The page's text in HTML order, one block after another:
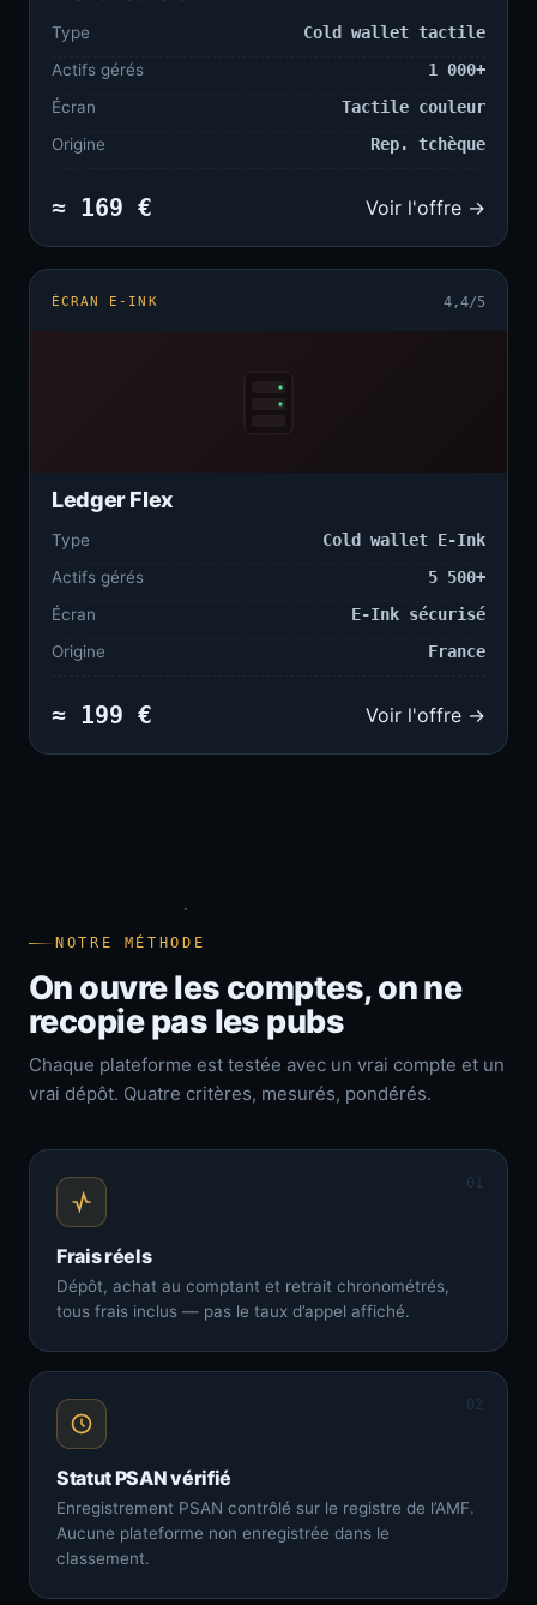
Type
Cold wallet tactile
Actifs gérés
1 000+
Écran
Tactile couleur
Origine
Rep. tchèque
≈ 169 € Voir l'offre →
ÉCRAN E-INK 4,4/5
Ledger Flex
Type
Cold wallet E-Ink
Actifs gérés
5 500+
Écran
E-Ink sécurisé
Origine
France
≈ 199 € Voir l'offre →
NOTRE MÉTHODE
On ouvre les comptes, on ne
recopie pas les pubs
Chaque plateforme est testée avec un vrai compte et un
vrai dépôt. Quatre critères, mesurés, pondérés.
01
Frais réels
Dépôt, achat au comptant et retrait chronométrés,
tous frais inclus — pas le taux d’appel affiché.
02
Statut PSAN vérifié
Enregistrement PSAN contrôlé sur le registre de l’AMF.
Aucune plateforme non enregistrée dans le
classement.